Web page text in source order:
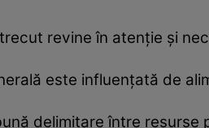
revine în atenție și
este influențată de
delimitare între resurse